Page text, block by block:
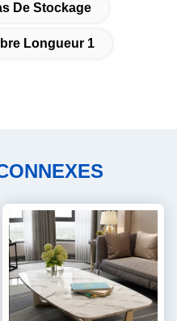
De Stockage
Longueur 1